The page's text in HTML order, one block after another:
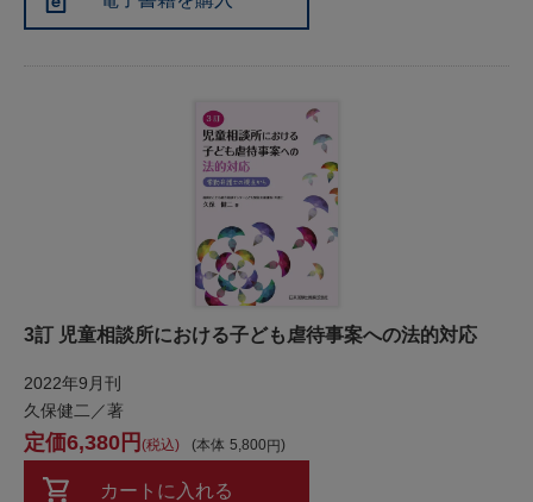
3訂 児童相談所における子ども虐待事案への法的対応
2022年9月刊
久保健二／著
本体 5,800
6,380 税込
カートに入れる